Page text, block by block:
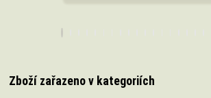
Zboží zařazeno v kategoriích